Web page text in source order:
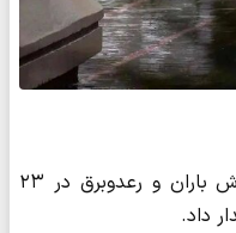
سازمان هواشناسی کشور نسبت بارش باران و رعدوبرق در ۲۳
داد.